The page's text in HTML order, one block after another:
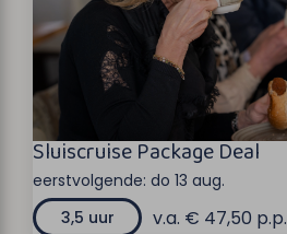
Sluiscruise Package Deal
eerstvolgende: do 13 aug.
3,5 uur
v.a. € 47,50 p.p.